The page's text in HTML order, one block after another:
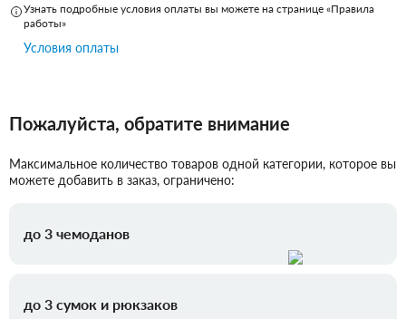
Узнать подробные условия оплаты вы можете на странице «Правила
работы»
Условия оплаты
Пожалуйста, обратите внимание
Максимальное количество товаров одной категории, которое вы
можете добавить в заказ, ограничено:
до 3 чемоданов
до 3 сумок и рюкзаков